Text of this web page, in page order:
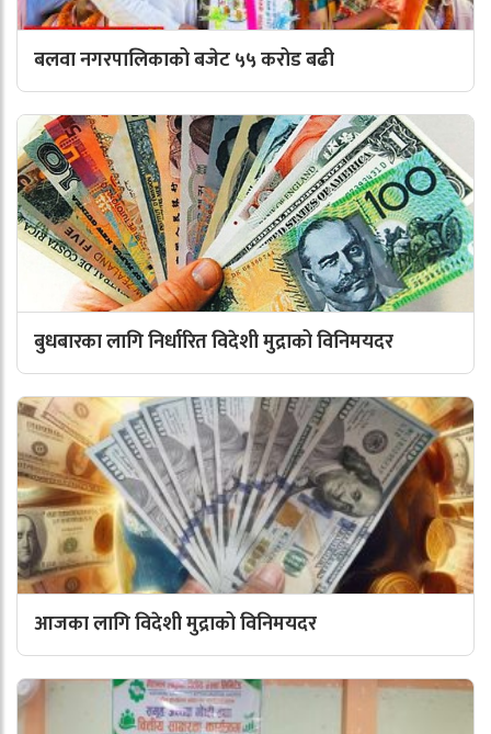
बलवा नगरपालिकाको बजेट ५५ करोड बढी
बुधबारका लागि निर्धारित विदेशी मुद्राको विनिमयदर
आजका लागि विदेशी मुद्राको विनिमयदर